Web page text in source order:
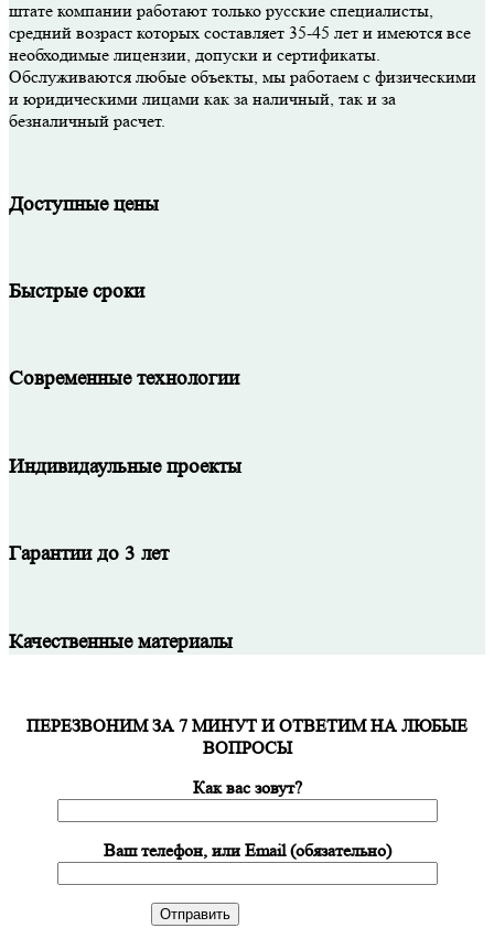
штате компании работают только русские специалисты,
средний возраст которых составляет 35-45 лет и имеются все
необходимые лицензии, допуски и сертификаты.
Обслуживаются любые объекты, мы работаем с физическими
и юридическими лицами как за наличный, так и за
безналичный расчет.
Доступные цены
Быстрые сроки
Современные технологии
Индивидаульные проекты
Гарантии до 3 лет
Качественные материалы
ПЕРЕЗВОНИМ ЗА 7 МИНУТ И ОТВЕТИМ НА ЛЮБЫЕ
ВОПРОСЫ
Как вас зовут?
Ваш телефон, или Email (обязательно)